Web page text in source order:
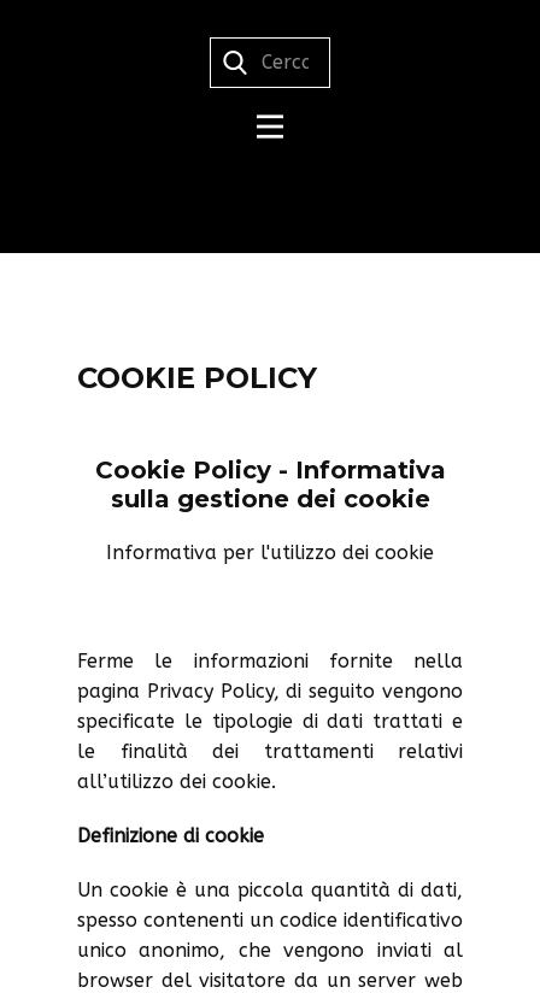
COOKIE POLICY
Cookie Policy - Informativa
sulla gestione dei cookie
Informativa per l'utilizzo dei cookie
Ferme le informazioni fornite nella
pagina Privacy Policy, di seguito vengono
specificate le tipologie di dati trattati e
le finalità dei trattamenti relativi
all’utilizzo dei cookie.
Definizione di cookie
Un cookie è una piccola quantità di dati,
spesso contenenti un codice identificativo
unico anonimo, che vengono inviati al
browser del visitatore da un server web